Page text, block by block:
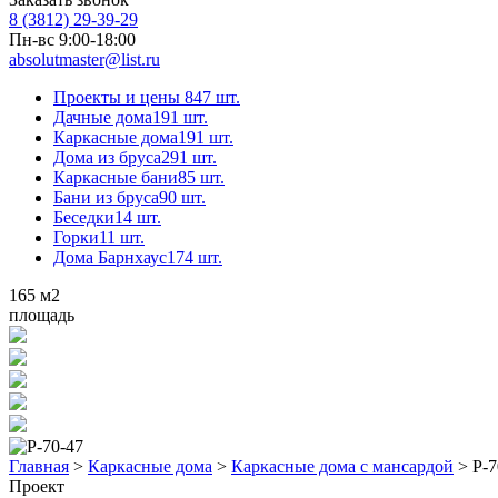
8 (3812) 29-39-29
Пн-вс 9:00-18:00
absolutmaster@list.ru
Проекты и цены 847 шт.
Дачные дома191 шт.
Каркасные дома191 шт.
Дома из бруса291 шт.
Каркасные бани85 шт.
Бани из бруса90 шт.
Беседки14 шт.
Горки11 шт.
Дома Барнхаус174 шт.
165 м2
площадь
Главная > Каркасные дома > Каркасные дома с мансардой > Р-
Проект